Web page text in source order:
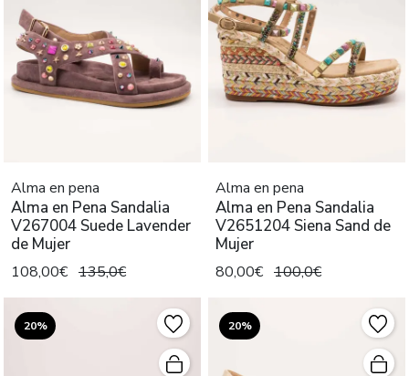
Alma en pena
Alma en Pena Sandalia
V267004 Suede Lavender
de Mujer
108,00€ 135,0€
Alma en pena
Alma en Pena Sandalia
V2651204 Siena Sand de
Mujer
80,00€ 100,0€
20% 20%